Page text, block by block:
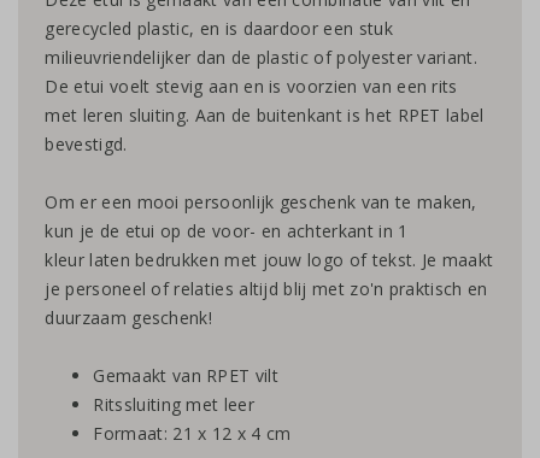
gerecycled plastic, en is daardoor een stuk
milieuvriendelijker dan de plastic of polyester variant.
De etui voelt stevig aan en is voorzien van een rits
met leren sluiting. Aan de buitenkant is het RPET label
bevestigd.
Om er een mooi persoonlijk geschenk van te maken,
kun je de etui op de voor- en achterkant in 1
kleur laten bedrukken met jouw logo of tekst. Je maakt
je personeel of relaties altijd blij met zo'n praktisch en
duurzaam geschenk!
Gemaakt van RPET vilt
Ritssluiting met leer
Formaat: 21 x 12 x 4 cm